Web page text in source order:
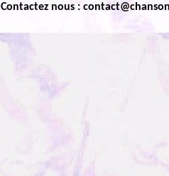
Contactez nous :